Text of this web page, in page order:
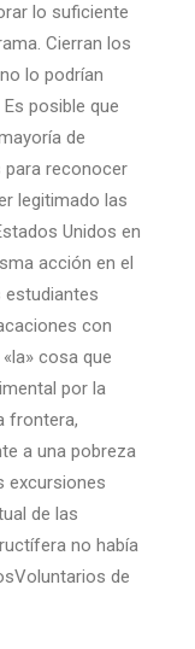
lo suficiente
Cierran los
lo podrían
posible que
de
reconocer
legitimado las
Unidos en
acción en el
estudiantes
con
cosa que
por la
frontera,
a una pobreza
excursiones
de las
no había
de